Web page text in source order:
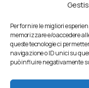
Per fornire le migliori
memorizzare e/o accedere
queste tecnologie ci
navigazione o ID unici su
può influire negativamente
Durc
Pec
Certificazioni